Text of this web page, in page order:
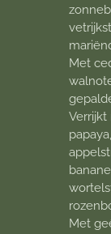
Met
Verrijkt
Met